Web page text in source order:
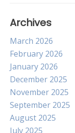
Archives
March 2026
February 2026
January 2026
December 2025
November 2025
September 2025
August 2025
July 2025